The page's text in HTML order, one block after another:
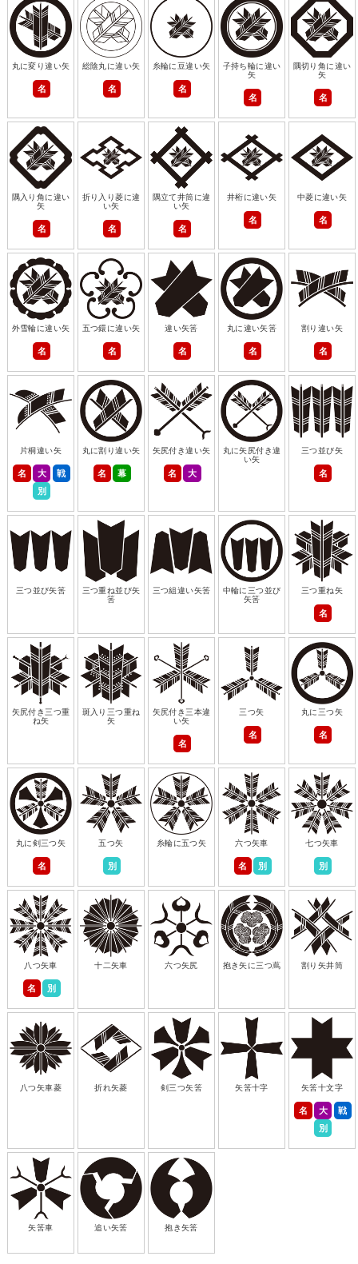
丸に変り違い矢
名
総陰丸に違い矢
名
糸輪に豆違い矢
名
子持ち輪に違い
矢
名
隅切り角に違い
矢
名
隅入り角に違い
矢
名
折り入り菱に違
い矢
名
隅立て井筒に違
い矢
名
井桁に違い矢
名
中菱に違い矢
名
外雪輪に違い矢
名
五つ鐶に違い矢
名
違い矢筈
名
丸に違い矢筈
名
割り違い矢
名
片桐違い矢
名 大
戦
別
丸に割り違い矢
名 幕
矢尻付き違い矢
名 大
丸に矢尻付き違
い矢
三つ並び矢
名
三つ並び矢筈
三つ重ね並び矢
筈
三つ組違い矢筈
中輪に三つ並び
矢筈
三つ重ね矢
名
矢尻付き三つ重
ね矢
斑入り三つ重ね
矢
矢尻付き三本違
い矢
名
三つ矢
名
丸に三つ矢
名
丸に剣三つ矢
名
五つ矢
別
糸輪に五つ矢 六つ矢車
名 別
七つ矢車
別
八つ矢車
名 別
十二矢車 六つ矢尻 抱き矢に三つ蔦 割り矢井筒
八つ矢車菱 折れ矢菱 剣三つ矢筈 矢筈十字 矢筈十文字
名 大
戦
別
矢筈車 追い矢筈 抱き矢筈